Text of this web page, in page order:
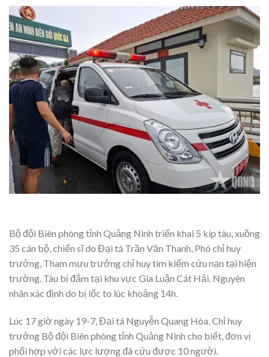
Bộ đội Biên phòng tỉnh Quảng Ninh triển khai 5 kíp tàu, xuồng
35 cán bộ, chiến sĩ do Đại tá Trần Văn Thanh, Phó chỉ huy
trưởng, Tham mưu trưởng chỉ huy tìm kiếm cứu nạn tại hiện
trường. Tàu bị đắm tại khu vực Gia Luận Cát Hải. Nguyên
nhân xác định do bị lốc to lúc khoảng 14h.
Lúc 17 giờ ngày 19-7, Đại tá Nguyễn Quang Hòa, Chỉ huy
trưởng Bộ đội Biên phòng tỉnh Quảng Ninh cho biết, đơn vị
phối hợp với các lực lượng đã cứu được 10 người.